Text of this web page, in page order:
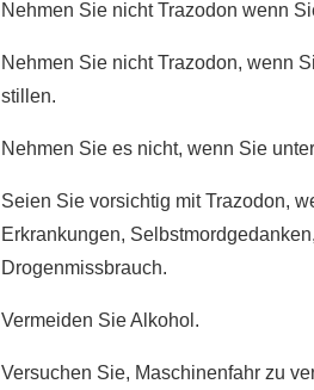
Nehmen Sie nicht Trazodon wenn
Nehmen Sie nicht Trazodon, wenn
stillen.
Nehmen Sie es nicht, wenn Sie
Seien Sie vorsichtig mit Trazodon,
Erkrankungen,
Drogenmissbrauch.
Vermeiden Sie Alkohol.
Versuchen Sie, Maschinenfahr zu